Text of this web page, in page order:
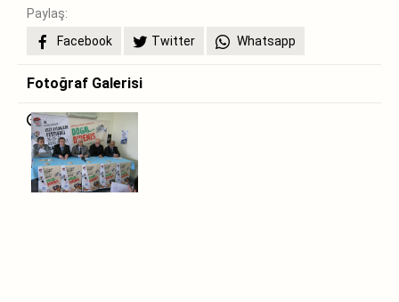
Paylaş:
Facebook
Twitter Whatsapp
Fotoğraf Galerisi